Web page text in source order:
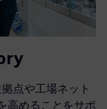
点や工場ネット
高めることをサポ